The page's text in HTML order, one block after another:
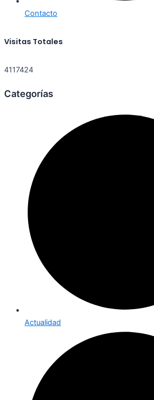
Contacto
Visitas Totales
4117424
Categorías
Actualidad